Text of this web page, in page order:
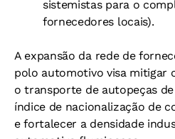
sistemistas para o
fornecedores locais).
A expansão da rede de
polo automotivo visa mitigar
o transporte de autopeças
índice de nacionalização de
e fortalecer a densidade